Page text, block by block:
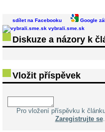
sdílet na Facebooku Google
vybrali.sme.sk
Diskuze a názory k
Vložit příspěvek
Pro vložení příspěvku k
Zaregistrujte se